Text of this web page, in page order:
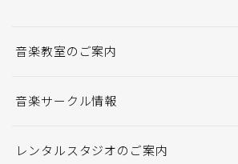
音楽教室のご案内
音楽サークル情報
レンタルスタジオのご案内